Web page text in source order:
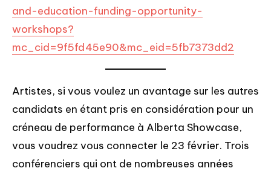
and-education-funding-opportunity-
workshops?
mc_cid=9f5fd45e90&mc_eid=5fb7373dd2
Artistes, si vous voulez un avantage sur les autres
candidats en étant pris en considération pour un
créneau de performance à Alberta Showcase,
vous voudrez vous connecter le 23 février. Trois
conférenciers qui ont de nombreuses années